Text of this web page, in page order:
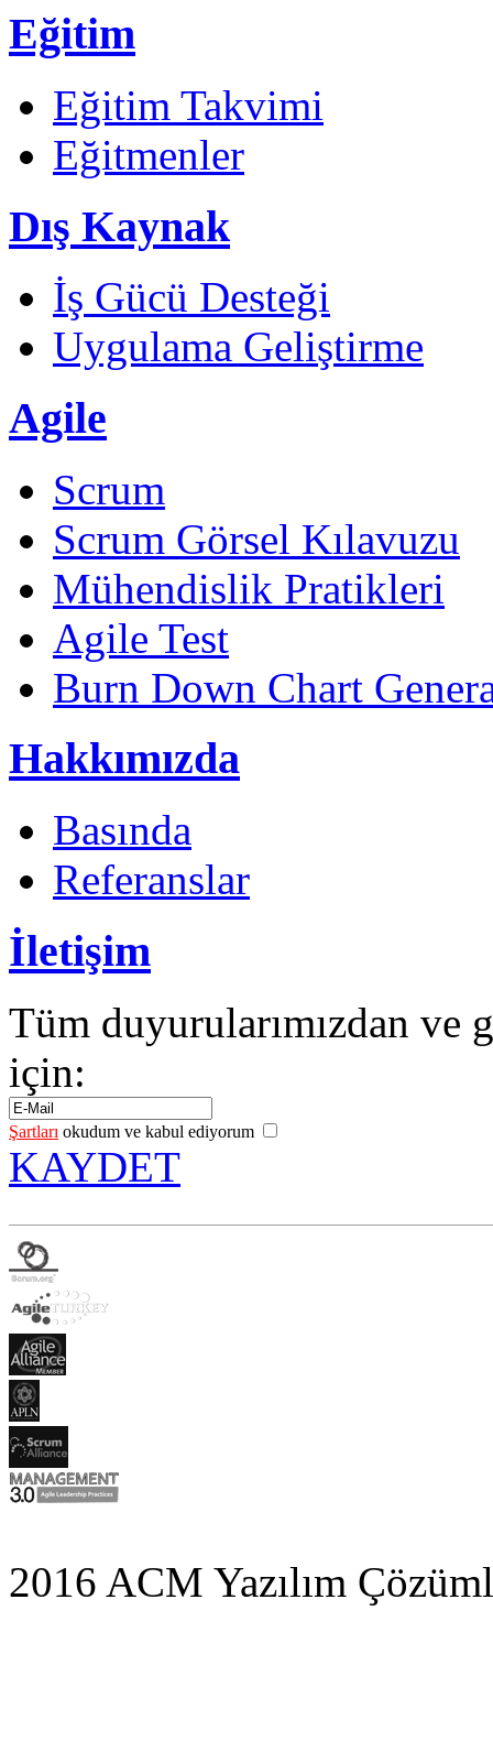
Eğitim
Eğitim Takvimi
Eğitmenler
Dış Kaynak
İş Gücü Desteği
Uygulama Geliştirme
Agile
Scrum
Scrum Görsel Kılavuzu
Mühendislik Pratikleri
Agile Test
Burn Down Chart
Hakkımızda
Basında
Referanslar
İletişim
Tüm duyurularımızdan ve
için:
Şartları okudum ve kabul ediyorum
KAYDET
2016 ACM Yazılım